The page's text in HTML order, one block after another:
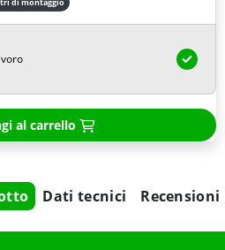
al carrello
Dati tecnici Recensioni